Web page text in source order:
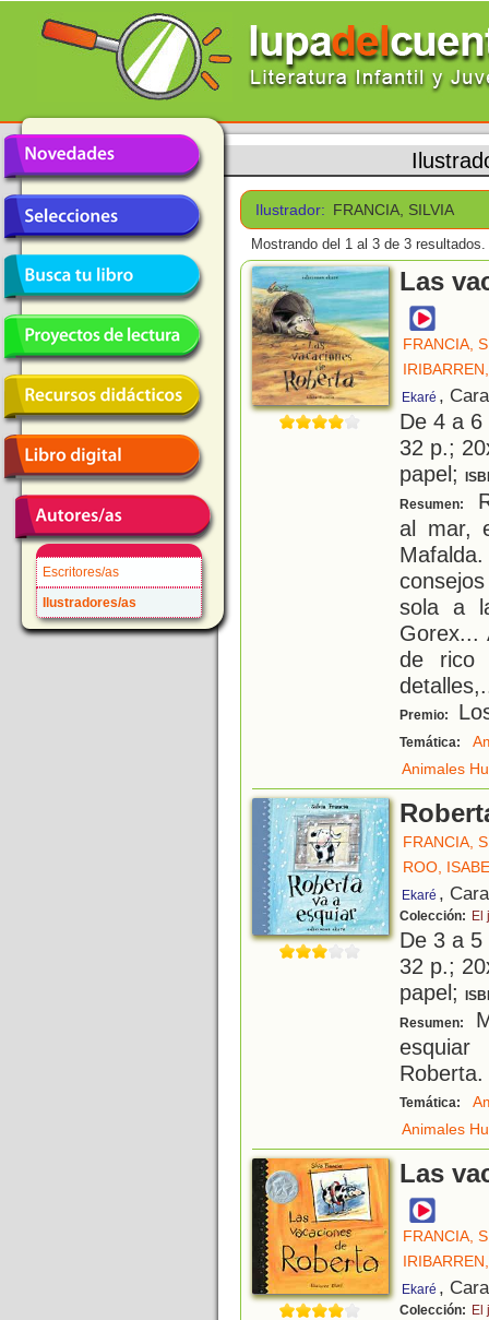
Escritores/as
Ilustradores/as
Ilustrador: FRANCIA, SILVIA
Mostrando del 1 al 3 de 3 resultados.
Las
FRANCIA,
Ekaré ,
De 4 a
32 p.;
papel;
Resumen:
al mar,
sola a
Gorex...
de rico
detalles,
Premio:
Temática:
Animales
FRANCIA,
ROO,
Ekaré ,
Colección: El
De 3 a
32 p.;
papel;
Resumen:
Roberta.
Temática:
Animales
Las
FRANCIA,
Ekaré ,
Colección: El